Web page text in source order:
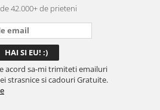
42.000+ de prieteni
acord sa-mi trimiteti emailuri
strasnice si cadouri Gratuite.